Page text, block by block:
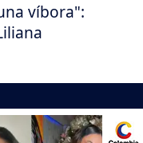
víbora":